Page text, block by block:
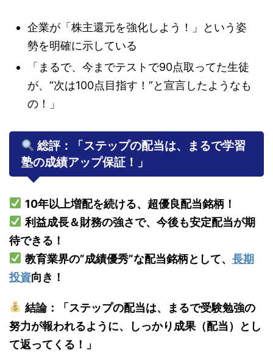
企業が「株主還元を強化しよう！」という姿
勢を明確に示している
「まるで、今までテストで90点取ってた生徒
が、“次は100点目指す！”と宣言したようなも
の！」
総評：「ステップの配当は、まるで学習
塾の成績アップ保証！」
10年以上増配を続ける、超優良配当銘柄！
利益成長＆財務の強さで、今後も安定配当が期
待できる！
教育業界の”成績優秀”な配当銘柄として、 長期
投資向き！
結論：「ステップの配当は、まるで受験勉強の
努力が報われるように、しっかり成果（配当）とし
て返ってくる！」